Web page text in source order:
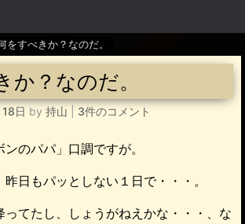
をすべきか？なのだ。
か？なのだ。
日 by 持山 3件のコメント
のパパ」口調ですが。
日もパッとしない１日で・・・。
ってたし、しょうがねえかな・・・、な